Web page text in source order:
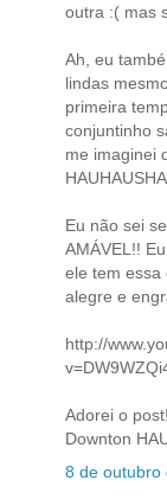
outra :( mas
Ah, eu
lindas
primeira
conjuntinho
me imaginei
Eu não sei
AMÁVEL!!
ele tem essa
alegre e
http://
Adorei o
Downton
8 de outubro